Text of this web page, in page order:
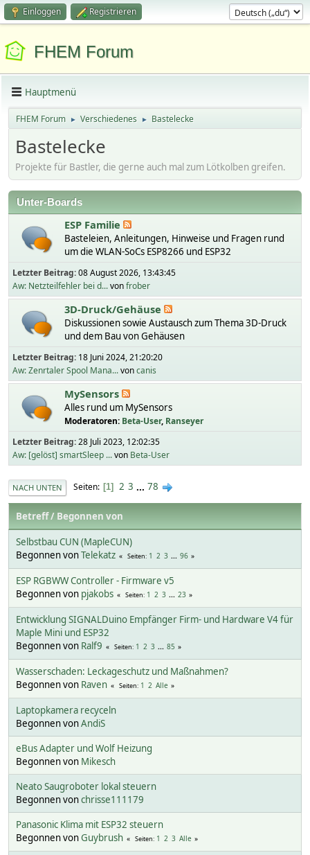
Einloggen Registrieren
FHEM Forum
Hauptmenü
FHEM Forum ► Verschiedenes ► Bastelecke
Bastelecke
Projekte für Bastler, die gerne auch mal zum Lötkolben greifen.
Unter-Boards
ESP Familie
Basteleien, Anleitungen, Hinweise und Fragen rund
um die WLAN-SoCs ESP8266 und ESP32
Letzter Beitrag:08 August 2026, 13:43:45
Aw: Netzteilfehler bei d...vonfrober
3D-Druck/Gehäuse
Diskussionen sowie Austausch zum Thema 3D-Druck
und dem Bau von Gehäusen
Letzter Beitrag: 18 Juni 2024, 21:20:20
Aw: Zenrtaler Spool Mana...voncanis
MySensors
Alles rund um MySensors
Moderatoren: Beta-User, Ranseyer
Letzter Beitrag:28 Juli 2023, 12:02:35
Aw: [gelöst] smartSleep ...von Beta-User
NACH UNTEN Seiten 1 2 3 ... 78
Betreff/ Begonnen von
Selbstbau CUN (MapleCUN)
Begonnen vonTelekatz Seiten 1 2 3 ... 96
ESP RGBWW Controller - Firmware v5
Begonnen von pjakobs Seiten 1 2 3 ... 23
Entwicklung SIGNALDuino Empfänger Firm- und Hardware V4 für
Maple Mini und ESP32
Begonnen von Ralf9 Seiten 1 2 3 ... 85
Wasserschaden: Leckageschutz und Maßnahmen?
Begonnen von Raven Seiten 1 2 Alle
Laptopkamera recyceln
Begonnen vonAndiS
eBus Adapter und Wolf Heizung
Begonnen von Mikesch
Neato Saugroboter lokal steuern
Begonnen vonchrisse111179
Panasonic Klima mit ESP32 steuern
Begonnen vonGuybrush Seiten 1 2 3 Alle